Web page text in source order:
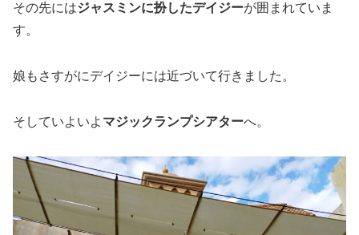
その先にはジャスミンに扮したデイジーが囲まれていま
す。
娘もさすがにデイジーには近づいて行きました。
そしていよいよ マジックランプシアターへ。